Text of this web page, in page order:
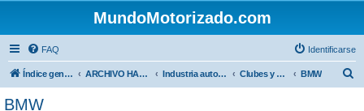
MundoMotorizado.com
FAQ Identificarse
Índice general ARCHIVO HASTA 2018 Industria automotriz Clubes y Marcas BMW
BMW